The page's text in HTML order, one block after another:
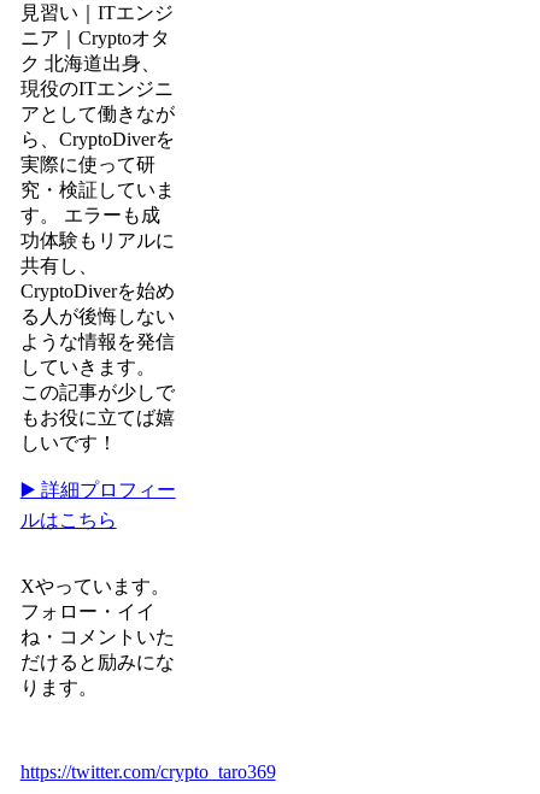
見習い｜ITエンジ
ニア｜Cryptoオタ
ク 北海道出身、
現役のITエンジニ
アとして働きなが
ら、CryptoDiverを
実際に使って研
究・検証していま
す。 エラーも成
功体験もリアルに
共有し、
CryptoDiverを始め
る人が後悔しない
ような情報を発信
していきます。
この記事が少しで
もお役に立てば嬉
しいです！
▶️ 詳細プロフィー
ルはこちら
Xやっています。
フォロー・イイ
ね・コメントいた
だけると励みにな
ります。
https://twitter.com/crypto_taro369